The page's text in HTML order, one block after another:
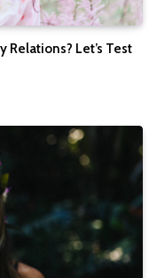
Relations? Let’s Test